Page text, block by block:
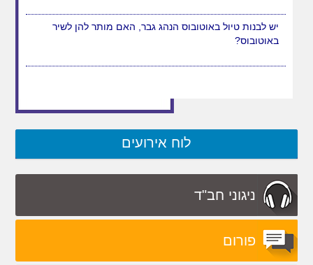
יש לבנות טיול באוטובוס הנהג גבר, האם מותר להן לשיר
באוטובוס?
לוח אירועים
ניגוני חב"ד
פורום